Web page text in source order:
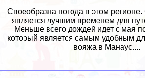
Своеобразна погода в этом
является лучшим временем для
Меньше всего дождей идет с мая
который является самым удобным
вояжа в Манаус....